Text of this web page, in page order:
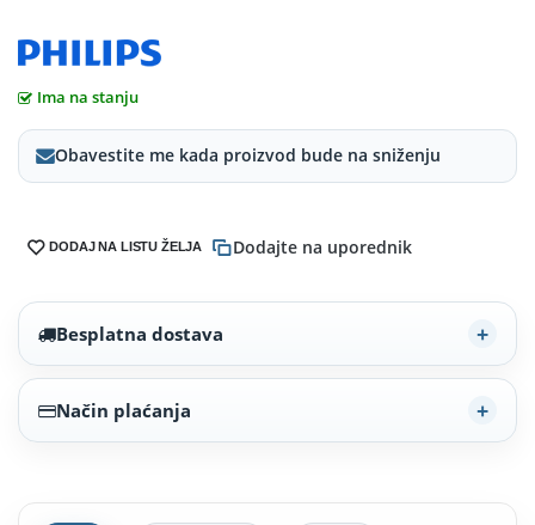
Ima na stanju
Obavestite me kada proizvod bude na sniženju
DODAJ NA LISTU ŽELJA Dodajte na uporednik
Besplatna dostava
Način plaćanja